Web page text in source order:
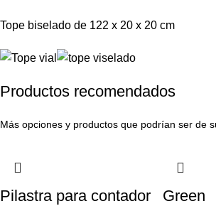
Tope biselado de 122 x 20 x 20 cm
Productos recomendados
Más opciones y productos que podrían ser de
Pilastra para contador
Green